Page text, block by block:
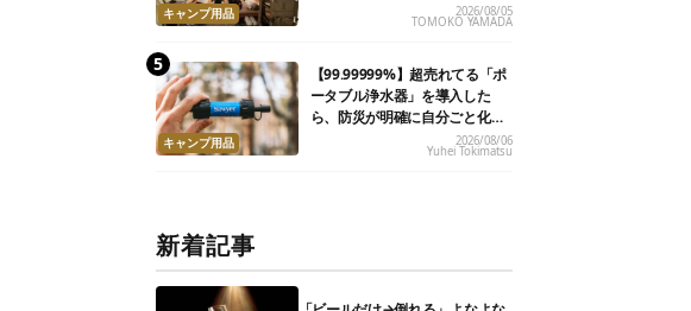
キャンプ用品 2026/08/05
TOMOKO YAMADA
キャンプ用品
【99.99999%】超売れてる「ポ
ータブル浄水器」を導入した
ら、防災が明確に自分ごと化し
2026/08/06
Yuhei Tokimatsu
新着記事